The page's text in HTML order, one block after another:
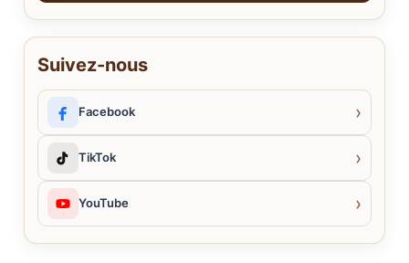
Suivez-nous
Facebook ›
TikTok ›
YouTube ›